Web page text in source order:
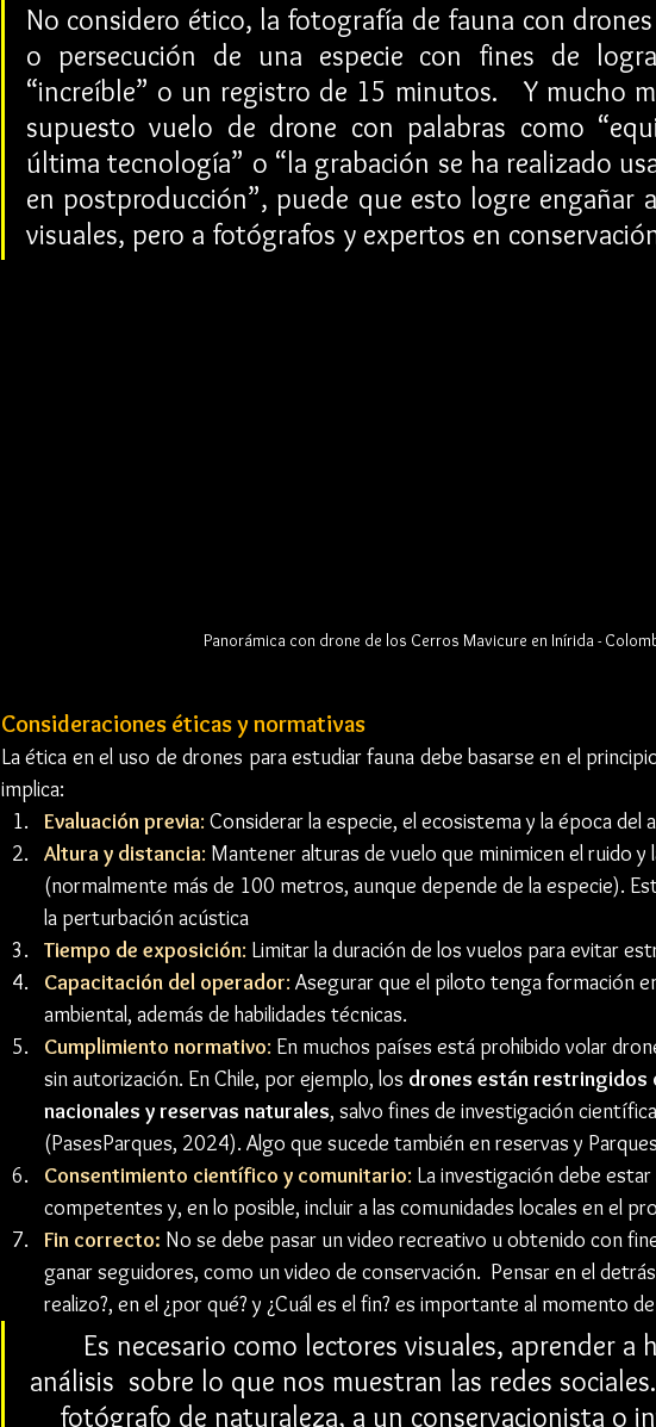
No considero ético, la fotografía de fauna con
o persecución de una especie con fines de
“increíble” o un registro de 15 minutos.   Y mucho
supuesto vuelo de drone con palabras como
última tecnología” o “la grabación se ha realizado
en postproducción”, puede que esto logre engañar
visuales, pero a fotógrafos y expertos en
Panorámica con drone de los Cerros Mavicure en Inírida -
Consideraciones éticas y normativas
La ética en el uso de drones para estudiar fauna debe basarse en el
implica:
Evaluación previa: Considerar la especie, el ecosistema y la época del
Altura y distancia: Mantener alturas de vuelo que minimicen el ruido y
(normalmente más de 100 metros, aunque depende de la especie).
la perturbación acústica
Tiempo de exposición: Limitar la duración de los vuelos para evitar
Capacitación del operador: Asegurar que el piloto tenga formación
ambiental, además de habilidades técnicas.
Cumplimiento normativo: En muchos países está prohibido volar
sin autorización. En Chile, por ejemplo, los drones están restringidos
nacionales y reservas naturales, salvo fines de investigación
(PasesParques, 2024). Algo que sucede también en reservas y
Consentimiento científico y comunitario: La investigación debe
competentes y, en lo posible, incluir a las comunidades locales en el
Fin correcto: No se debe pasar un video recreativo u obtenido con
ganar seguidores, como un video de conservación.  Pensar en el
realizo?, en el ¿por qué? y ¿Cuál es el fin? es importante al momento
Es necesario como lectores visuales, aprender a
análisis  sobre lo que nos muestran las redes
fotógrafo de naturaleza, a un conservacionista o